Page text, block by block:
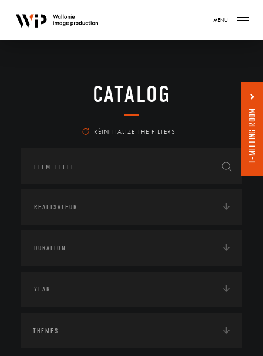
MENU
CATALOG
RÉINITIALIZE THE FILTERS
THEMES
E-MEETING ROOM